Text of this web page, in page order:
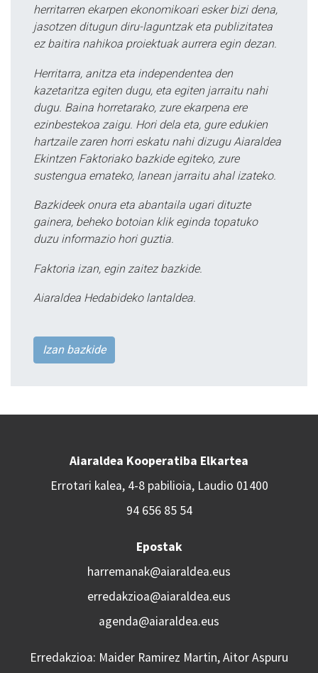
herritarren ekarpen ekonomikoari esker bizi dena,
jasotzen ditugun diru-laguntzak eta publizitatea
ez baitira nahikoa proiektuak aurrera egin dezan.
Herritarra, anitza eta independentea den
kazetaritza egiten dugu, eta egiten jarraitu nahi
dugu. Baina horretarako, zure ekarpena ere
ezinbestekoa zaigu. Hori dela eta, gure edukien
hartzaile zaren horri eskatu nahi dizugu Aiaraldea
Ekintzen Faktoriako bazkide egiteko, zure
sustengua emateko, lanean jarraitu ahal izateko.
Bazkideek onura eta abantaila ugari dituzte
gainera, beheko botoian klik eginda topatuko
duzu informazio hori guztia.
Faktoria izan, egin zaitez bazkide.
Aiaraldea Hedabideko lantaldea.
Izan bazkide
Aiaraldea Kooperatiba Elkartea
Errotari kalea, 4-8 pabilioia, Laudio 01400
94 656 85 54
Epostak
harremanak@aiaraldea.eus
erredakzioa@aiaraldea.eus
agenda@aiaraldea.eus
Erredakzioa: Maider Ramirez Martin, Aitor Aspuru